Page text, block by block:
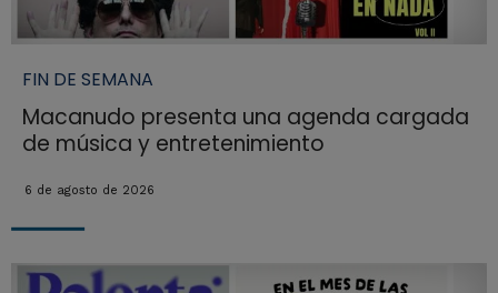
FIN DE SEMANA
Macanudo presenta una agenda cargada
de música y entretenimiento
6 de agosto de 2026